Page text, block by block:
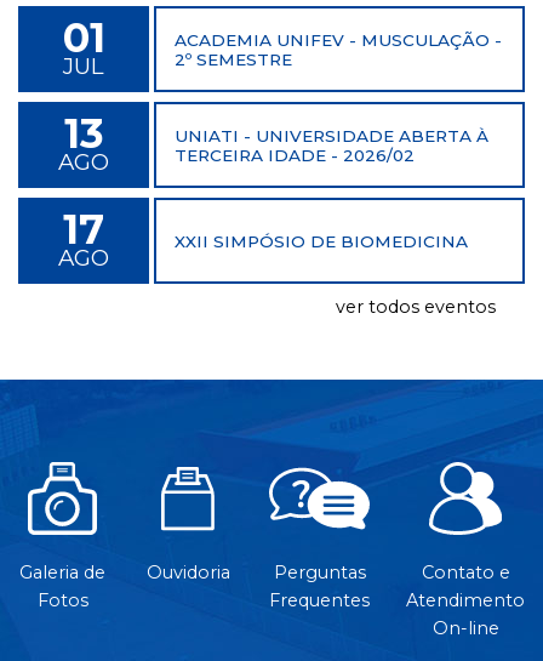
01
JUL
ACADEMIA UNIFEV - MUSCULAÇÃO -
2º SEMESTRE
13
AGO
UNIATI - UNIVERSIDADE ABERTA À
TERCEIRA IDADE - 2026/02
17
AGO
XXII SIMPÓSIO DE BIOMEDICINA
ver todos eventos
Galeria de
Fotos
Ouvidoria
Perguntas
Frequentes
Contato e
Atendimento
On-line